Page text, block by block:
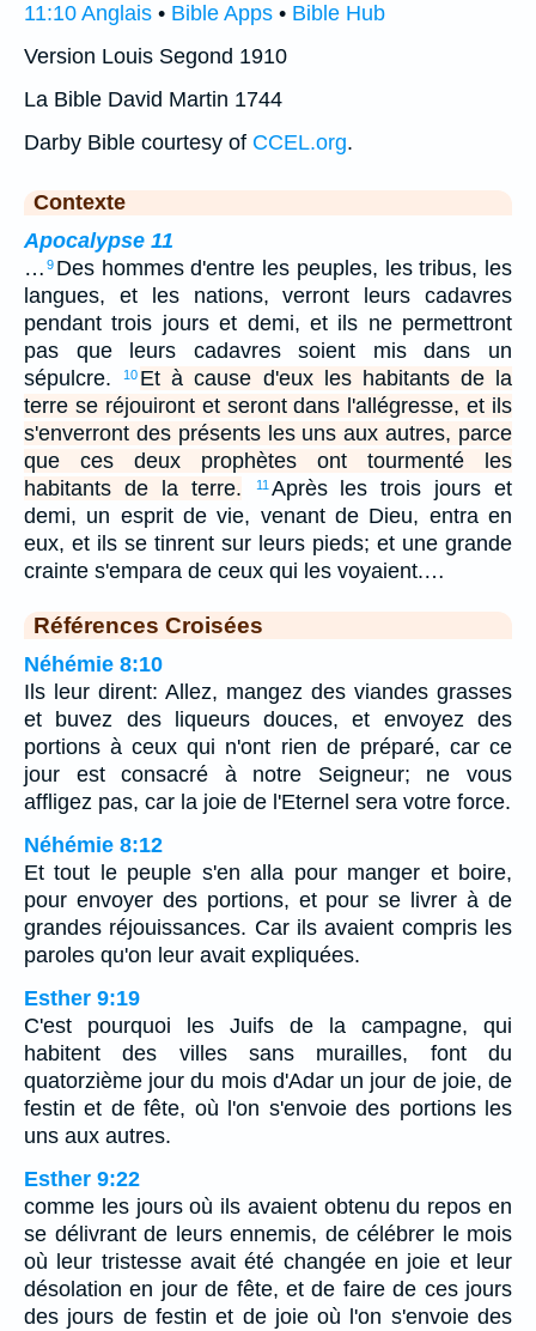
11:10 Anglais • Bible Apps • Bible Hub
Version Louis Segond 1910
La Bible David Martin 1744
Darby Bible courtesy of CCEL.org.
Contexte
Apocalypse 11
… 9 Des hommes d'entre les peuples, les tribus, les
langues, et les nations, verront leurs cadavres
pendant trois jours et demi, et ils ne permettront
pas que leurs cadavres soient mis dans un
sépulcre.
10 Et à cause d'eux les habitants de la
terre se réjouiront et seront dans l'allégresse, et ils
s'enverront des présents les uns aux autres, parce
que ces deux prophètes ont tourmenté les
habitants de la terre.
11 Après les trois jours et
demi, un esprit de vie, venant de Dieu, entra en
eux, et ils se tinrent sur leurs pieds; et une grande
crainte s'empara de ceux qui les voyaient.…
Références Croisées
Néhémie 8:10
Ils leur dirent: Allez, mangez des viandes grasses
et buvez des liqueurs douces, et envoyez des
portions à ceux qui n'ont rien de préparé, car ce
jour est consacré à notre Seigneur; ne vous
affligez pas, car la joie de l'Eternel sera votre force.
Néhémie 8:12
Et tout le peuple s'en alla pour manger et boire,
pour envoyer des portions, et pour se livrer à de
grandes réjouissances. Car ils avaient compris les
paroles qu'on leur avait expliquées.
Esther 9:19
C'est pourquoi les Juifs de la campagne, qui
habitent des villes sans murailles, font du
quatorzième jour du mois d'Adar un jour de joie, de
festin et de fête, où l'on s'envoie des portions les
uns aux autres.
Esther 9:22
comme les jours où ils avaient obtenu du repos en
se délivrant de leurs ennemis, de célébrer le mois
où leur tristesse avait été changée en joie et leur
désolation en jour de fête, et de faire de ces jours
des jours de festin et de joie où l'on s'envoie des